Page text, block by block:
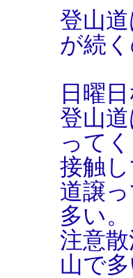
登山
が続く
日曜
登山
ってく
接触
道譲
多い。
注意
山で多